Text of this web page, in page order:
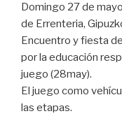
Domingo 27 de
de Errenteria,
Encuentro y fiesta
por la educación
juego (28may).
El juego como
las etapas.